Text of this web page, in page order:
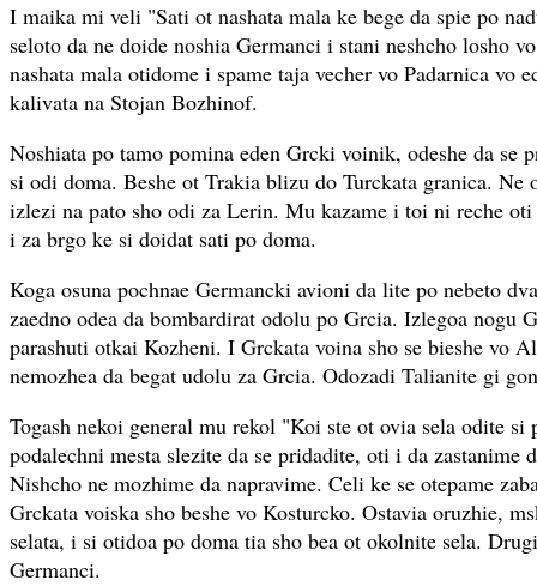
I maika mi veli "Sati ot nashata mala ke bege da spie po
seloto da ne doide noshia Germanci i stani neshcho losho
nashata mala otidome i spame taja vecher vo Padarnica vo
kalivata na Stojan Bozhinof.
Noshiata po tamo pomina eden Grcki voinik, odeshe da se
si odi doma. Beshe ot Trakia blizu do Turckata granica. Ne
izlezi na pato sho odi za Lerin. Mu kazame i toi ni reche
i za brgo ke si doidat sati po doma.
Koga osuna pochnae Germancki avioni da lite po nebeto
zaedno odea da bombardirat odolu po Grcia. Izlegoa nogu
parashuti otkai Kozheni. I Grckata voina sho se bieshe vo
nemozhea da begat udolu za Grcia. Odozadi Talianite gi
Togash nekoi general mu rekol "Koi ste ot ovia sela odite si
podalechni mesta slezite da se pridadite, oti i da zastanime
Nishcho ne mozhime da napravime. Celi ke se otepame
Grckata voiska sho beshe vo Kosturcko. Ostavia oruzhie,
selata, i si otidoa po doma tia sho bea ot okolnite sela.
Germanci.